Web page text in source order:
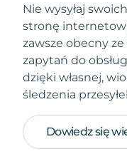
Nie wysyłaj
stronę
zawsze obecny
zapytań do
dzięki własnej,
śledzenia
Dowiedz się